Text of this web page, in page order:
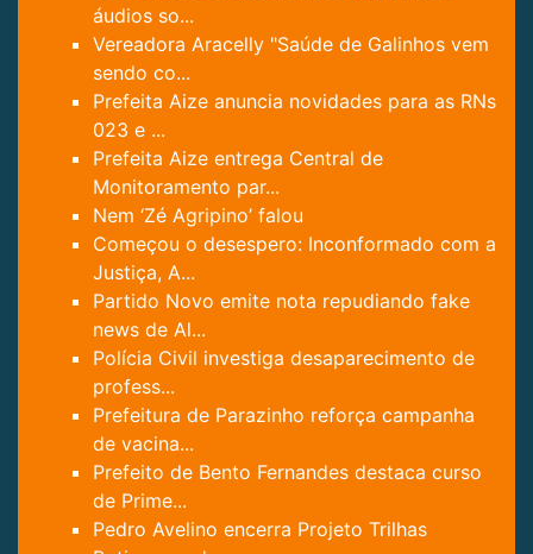
áudios so...
Vereadora Aracelly "Saúde de Galinhos vem
sendo co...
Prefeita Aize anuncia novidades para as RNs
023 e ...
Prefeita Aize entrega Central de
Monitoramento par...
Nem ‘Zé Agripino’ falou
Começou o desespero: Inconformado com a
Justiça, A...
Partido Novo emite nota repudiando fake
news de Al...
Polícia Civil investiga desaparecimento de
profess...
Prefeitura de Parazinho reforça campanha
de vacina...
Prefeito de Bento Fernandes destaca curso
de Prime...
Pedro Avelino encerra Projeto Trilhas